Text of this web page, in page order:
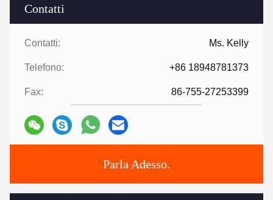
Contatti
Contatti: Ms. Kelly
Telefono: +86 18948781373
Fax: 86-755-27253399
Parla Adesso.